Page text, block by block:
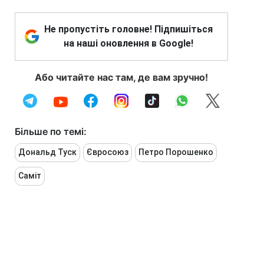
Не пропустіть головне! Підпишіться
на наші оновлення в Google!
Або читайте нас там, де вам зручно!
Більше по темі:
Дональд Туск Євросоюз Петро Порошенко
Саміт